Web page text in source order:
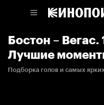
Бостон – Вегас.
Лучшие
Подборка голов и самых